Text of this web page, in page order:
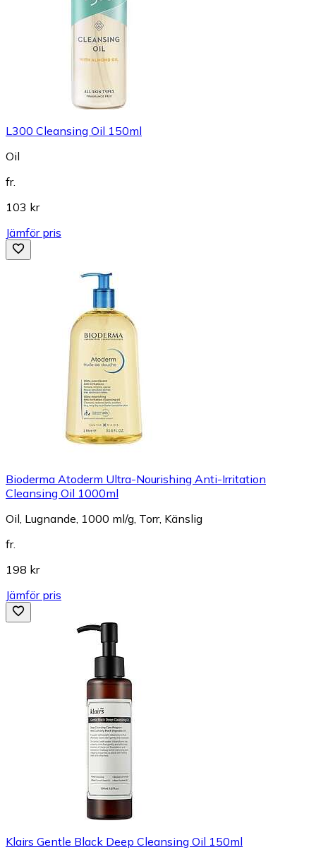
L300 Cleansing Oil 150ml
Oil
fr.
103 kr
Jämför pris
Bioderma Atoderm Ultra-Nourishing Anti-Irritation
Cleansing Oil 1000ml
Oil, Lugnande, 1000 ml/g, Torr, Känslig
fr.
198 kr
Jämför pris
Klairs Gentle Black Deep Cleansing Oil 150ml